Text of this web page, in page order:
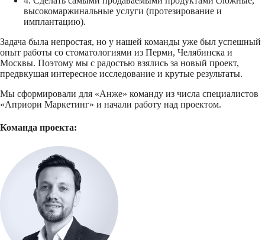
высокомаржинальные услуги (протезирование и
имплантацию).
Задача была непростая, но у нашей команды уже был успешный
опыт работы со стоматологиями из Перми, Челябинска и
Москвы. Поэтому мы с радостью взялись за новый проект,
предвкушая интересное исследование и крутые результаты.
Мы сформировали для «Анже» команду из числа специалистов
«Априори Маркетинг» и начали работу над проектом.
Команда проекта: